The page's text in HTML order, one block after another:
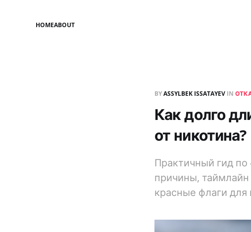
HOMEABOUT
BYASSYLBEK ISSATAYEV IN
Как долго
от никотина?
Практичный гид по
причины,
красные флаги для